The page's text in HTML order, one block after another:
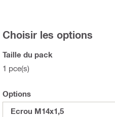
Choisir les options
Taille du pack
1 pce(s)
Options
Ecrou M14x1,5